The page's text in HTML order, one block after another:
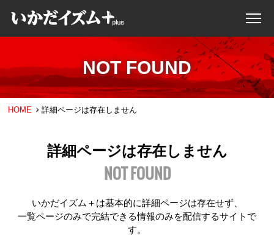
NOT FOUND
HOME 詳細ページは存在しません
詳細ページは存在しません
NOT FOUND
いかだイズム＋は基本的に詳細ページは存在せず、
一覧ページのみで完結できる情報のみを配信するサイトで
す。